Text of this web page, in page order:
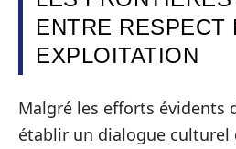
ENTRE RESPECT
EXPLOITATION
Malgré les efforts évidents
établir un dialogue culturel